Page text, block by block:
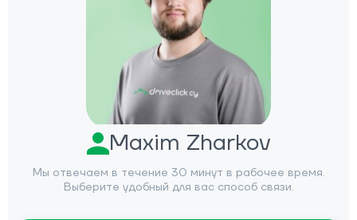
Maxim Zharkov
Мы отвечаем в течение 30 минут в рабочее время.
Выберите удобный для вас способ связи.